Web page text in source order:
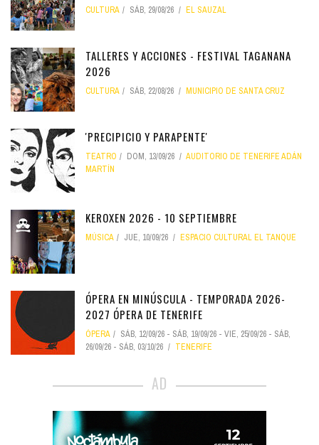
CULTURA SÁB, 29/08/26 EL SAUZAL
TALLERES Y ACCIONES - FESTIVAL TAGANANA
2026
CULTURA SÁB, 22/08/26 MUNICIPIO DE SANTA CRUZ
'PRECIPICIO Y PARAPENTE'
TEATRO DOM, 13/09/26
AUDITORIO DE TENERIFE ADÁN
MARTÍN
KEROXEN 2026 - 10 SEPTIEMBRE
MÚSICA JUE, 10/09/26 ESPACIO CULTURAL EL TANQUE
ÓPERA EN MINÚSCULA - TEMPORADA 2026-
2027 ÓPERA DE TENERIFE
ÓPERA SÁB, 12/09/26 - SÁB, 19/09/26 - VIE, 25/09/26 - SÁB,
26/09/26 - SÁB, 03/10/26 TENERIFE
AD